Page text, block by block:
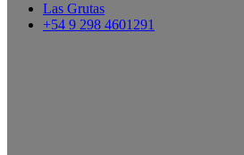
Las Grutas
+54 9 298 4601291